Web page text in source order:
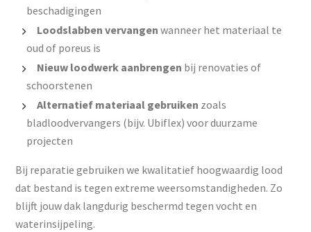
beschadigingen
Loodslabben vervangen wanneer het materiaal te
oud of poreus is
Nieuw loodwerk aanbrengen bij renovaties of
schoorstenen
Alternatief materiaal gebruiken zoals
bladloodvervangers (bijv. Ubiflex) voor duurzame
projecten
Bij reparatie gebruiken we kwalitatief hoogwaardig lood
dat bestand is tegen extreme weersomstandigheden. Zo
blijft jouw dak langdurig beschermd tegen vocht en
waterinsijpeling.